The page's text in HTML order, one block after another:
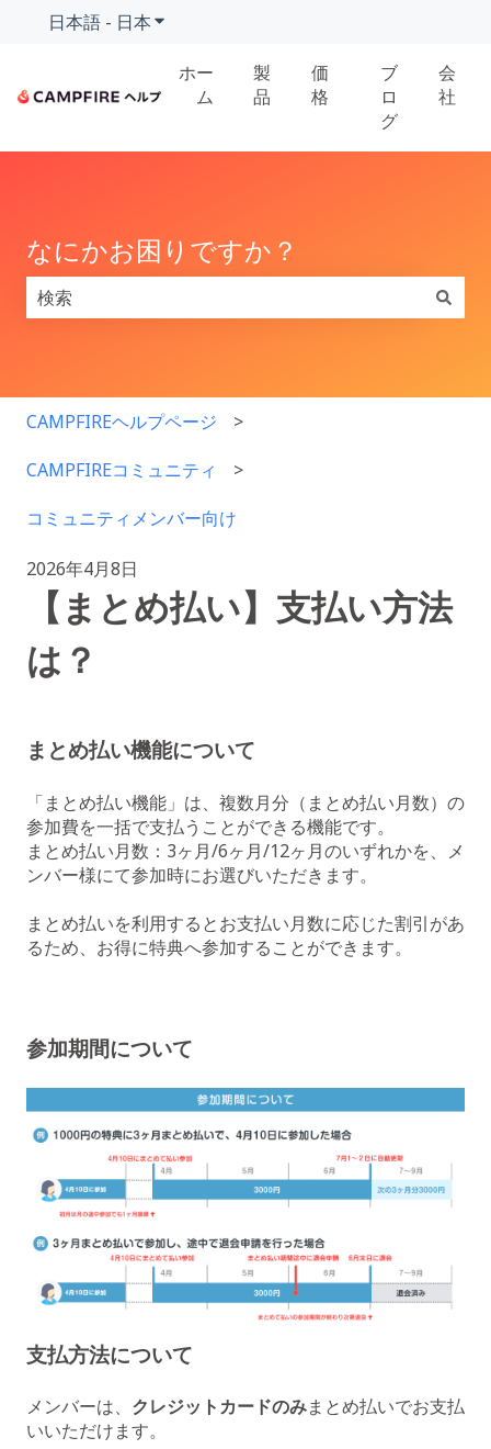
日本語 - 日本翻訳のサブメニューを表示
ホー
ム
製
品
価
格
ブ
ロ
グ
会
社
なにかお困りですか？
CAMPFIREヘルプページ
CAMPFIREコミュニティ
コミュニティメンバー向け
2026年4月8日
【まとめ払い】支払い方法
は？
まとめ払い機能について
「まとめ払い機能」は、複数月分（まとめ払い月数） の
参加費を一括で支払うことができる機能です。
まとめ払い月数：3ヶ月/6ヶ月/12ヶ月のいずれかを、メ
ンバー様にて参加時にお選びいただきます。
まとめ払いを利用するとお支払い月数に応じた割引があ
るため、お得に特典へ参加することができます。
参加期間について
支払方法について
メンバーは、 クレジットカードのみまとめ払いでお支払
いいただけます。